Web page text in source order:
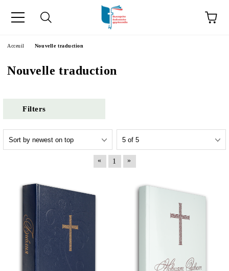
in French.
Acceuil Nouvelle traduction
Nouvelle traduction
Filters
« 1 »